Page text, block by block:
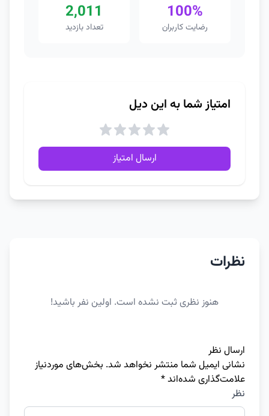
100%
رضایت کاربران
2,011
تعداد بازدید
امتیاز شما به این دیل
ارسال امتیاز
نظرات
هنوز نظری ثبت نشده است. اولین نفر باشید!
ارسال نظر
نشانی ایمیل شما منتشر نخواهد شد. بخش‌های موردنیاز
علامت‌گذاری شده‌اند*
نظر